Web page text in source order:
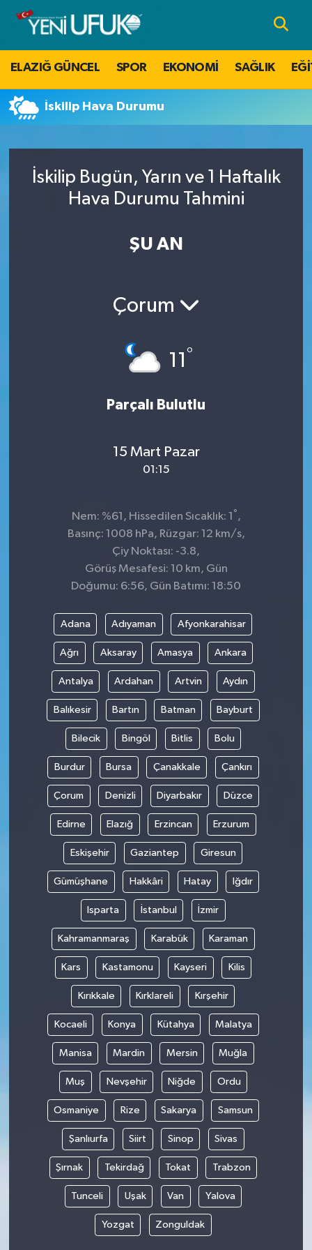
ELAZIĞ GÜNCEL SPOR EKONOMİ SAĞLIK
İskilip Hava Durumu
İskilip Bugün, Yarın ve 1 Haftalık
Hava Durumu Tahmini
ŞU AN
Çorum
11 °
Parçalı Bulutlu
15 Mart Pazar
01:15
Nem: %61, Hissedilen Sıcaklık: 1 ° ,
Basınç: 1008 hPa, Rüzgar: 12 km/s,
Çiy Noktası: -3.8,
Görüş Mesafesi: 10 km, Gün
Doğumu: 6:56, Gün Batımı: 18:50
Adana Adıyaman Afyonkarahisar
Ağrı Aksaray Amasya Ankara
Antalya Ardahan Artvin Aydın
Balıkesir Bartın Batman Bayburt
Bilecik Bingöl Bitlis Bolu
Burdur Bursa Çanakkale Çankırı
Çorum Denizli Diyarbakır Düzce
Edirne Elazığ Erzincan Erzurum
Eskişehir Gaziantep Giresun
Gümüşhane Hakkâri Hatay Iğdır
Isparta İstanbul İzmir
Kahramanmaraş Karabük Karaman
Kars Kastamonu Kayseri Kilis
Kırıkkale Kırklareli Kırşehir
Kocaeli Konya Kütahya Malatya
Manisa Mardin Mersin Muğla
Muş Nevşehir Niğde Ordu
Osmaniye Rize Sakarya Samsun
Şanlıurfa Siirt Sinop Sivas
Şırnak Tekirdağ Tokat Trabzon
Tunceli Uşak Van Yalova
Yozgat Zonguldak
Nöbetçi Eczaneler
Hava Durumu
Namaz Vakitleri
Süper Lig Puan Durumu ve Fikstür